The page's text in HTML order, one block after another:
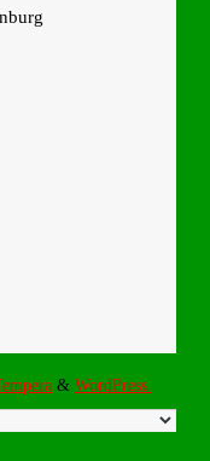
& WordPress.